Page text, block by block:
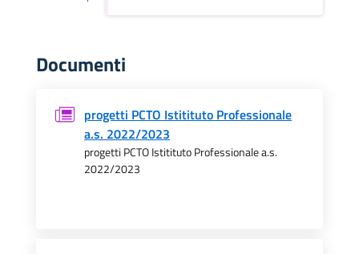
Documenti
progetti PCTO Istitituto Professionale
a.s. 2022/2023
progetti PCTO Istitituto Professionale a.s.
2022/2023